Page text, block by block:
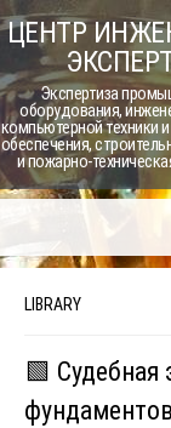
Skip
to
content
ЦЕНТР
Экспертиза
оборудования,
компьютерной техники
обеспечения,
и пожарно-
LIBRARY
🟩 Судебная